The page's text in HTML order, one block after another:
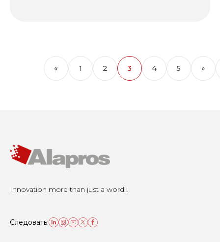
« 1 2 3 4 5 »
Innovation more than just a word !
Следовать: